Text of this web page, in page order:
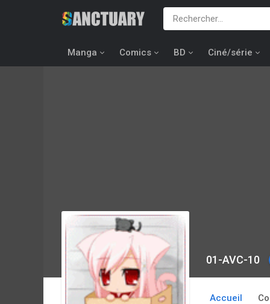
Manga Comics BD Ciné/série
01-AVC-10
Accueil